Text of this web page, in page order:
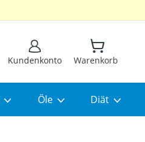
Kundenkonto
Warenkorb
Öle Diät